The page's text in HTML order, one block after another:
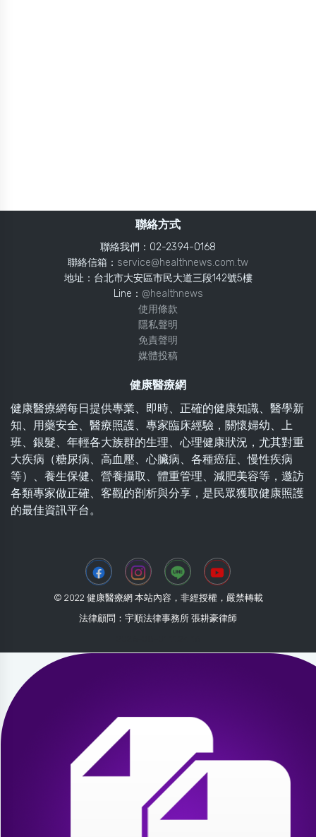
聯絡方式
聯絡我們：02-2394-0168
聯絡信箱： service@healthnews.com.tw
地址：台北市大安區市民大道三段142號5樓
Line： @healthnews
使用條款
隱私聲明
免責聲明
媒體投稿
健康醫療網
健康醫療網每日提供專業、即時、正確的健康知識、醫學新
知、用藥安全、醫療照護、專家臨床經驗，關懷婦幼、上
班、銀髮、年輕各大族群的生理、心理健康狀況，尤其對重
大疾病（糖尿病、高血壓、心臟病、各種癌症、慢性疾病
等）、養生保健、營養攝取、體重管理、減肥美容等，邀訪
各類專家做正確、客觀的剖析與分享，是民眾獲取健康照護
的最佳資訊平台。
© 2022 健康醫療網 本站內容，非經授權，嚴禁轉載
法律顧問：宇順法律事務所 張耕豪律師